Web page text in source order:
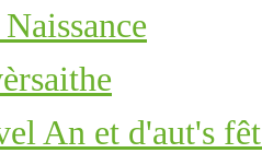
An et d'aut's